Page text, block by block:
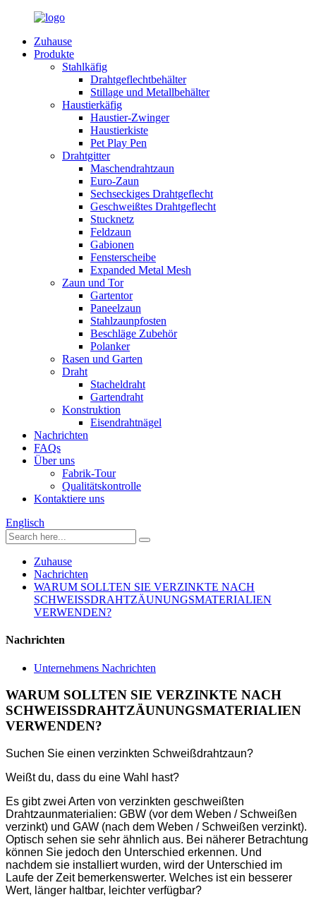
Zuhause
Produkte
Stahlkäfig
Drahtgeflechtbehälter
Stillage und Metallbehälter
Haustierkäfig
Haustier-Zwinger
Haustierkiste
Pet Play Pen
Drahtgitter
Maschendrahtzaun
Euro-Zaun
Sechseckiges Drahtgeflecht
Geschweißtes Drahtgeflecht
Stucknetz
Feldzaun
Gabionen
Fensterscheibe
Expanded Metal Mesh
Zaun und Tor
Gartentor
Paneelzaun
Stahlzaunpfosten
Beschläge Zubehör
Polanker
Rasen und Garten
Draht
Stacheldraht
Gartendraht
Konstruktion
Eisendrahtnägel
Nachrichten
FAQs
Über uns
Fabrik-Tour
Qualitätskontrolle
Kontaktiere uns
Englisch
Zuhause
Nachrichten
WARUM SOLLTEN SIE VERZINKTE NACH
SCHWEISSDRAHTZÄUNUNGSMATERIALIEN
VERWENDEN?
Nachrichten
Unternehmens Nachrichten
WARUM SOLLTEN SIE VERZINKTE NACH
SCHWEISSDRAHTZÄUNUNGSMATERIALIEN
VERWENDEN?
Suchen Sie einen verzinkten Schweißdrahtzaun?
Weißt du, dass du eine Wahl hast?
Es gibt zwei Arten von verzinkten geschweißten
Drahtzaunmaterialien: GBW (vor dem Weben / Schweißen
verzinkt) und GAW (nach dem Weben / Schweißen verzinkt).
Optisch sehen sie sehr ähnlich aus. Bei näherer Betrachtung
können Sie jedoch den Unterschied erkennen. Und
nachdem sie installiert wurden, wird der Unterschied im
Laufe der Zeit bemerkenswerter. Welches ist ein besserer
Wert, länger haltbar, leichter verfügbar?